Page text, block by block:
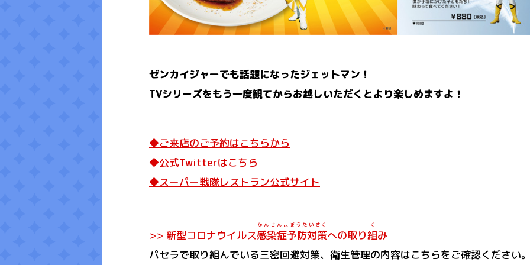
ゼンカイジャーでも話題になったジェットマン！
TVシリーズをもう一度観てからお越しいただくとより楽しめますよ！
◆ご来店のご予約はこちらから
◆公式Twitterはこちら
◆スーパー戦隊レストラン公式サイト
>> 新型コロナウイルス感染症予防対策
かんせんよぼうたいさく
への取り組
く
み
パセラで取り組んでいる三密回避対策、衛生管理の内容はこちらをご確認ください